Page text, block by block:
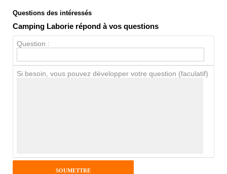
Note globale
Propreté
Questions des intéressés
Camping Laborie répond à vos questions
Question :
Si besoin, vous pouvez développer votre question (faculatif)